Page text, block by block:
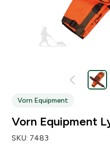
Vorn Equipment
Vorn Equipment
SKU: 7483